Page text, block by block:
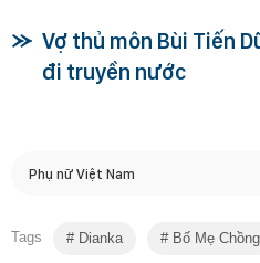
Vợ thủ môn Bùi Tiến
đi truyền nước
Phụ nữ Việt Nam
Tags Dianka Bố Mẹ Chồng